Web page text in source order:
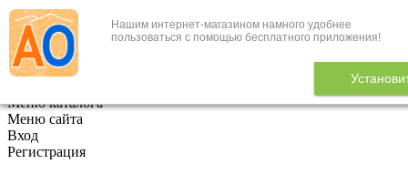
Нашим интернет-магазином намного удобнее
пользоваться с помощью бесплатного приложения!
+7 (495) 646-888-1
В корзине 0
Меню каталога
Меню сайта
Вход
Регистрация